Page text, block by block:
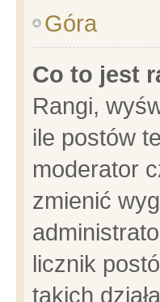
Góra
Co to jest
Rangi,
ile postów
moderator
zmienić
licznik
takich